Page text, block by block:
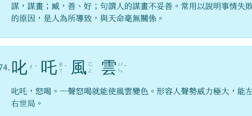
謀，謀畫；臧，善、好；句謂人的謀畫不妥善。常用以說明事情失
的原因，是人為所導致，與天命毫無關係。
叱 ㄔ ˋ 吒 ㄓ
ㄚ ˋ 風 ㄈ
ㄥ
雲 ㄩ
ㄣ ˊ
叱吒，怒喝。一聲怒喝就能使風雲變色。形容人聲勢威力極大，能
右世局。